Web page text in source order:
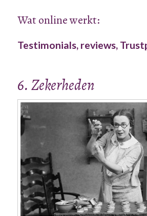
Wat online werkt:
Testimonials, reviews,
6. Zekerheden